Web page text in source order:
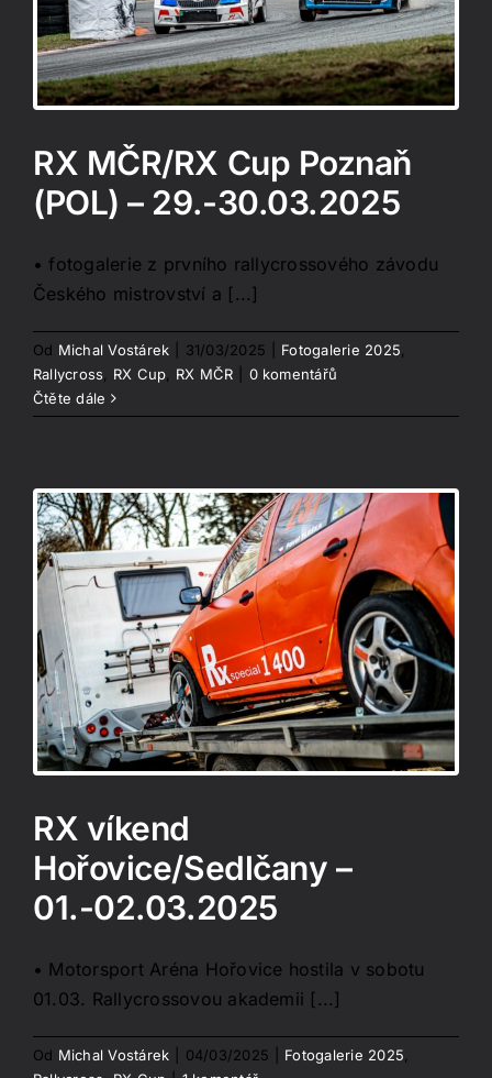
RX MČR/RX Cup Poznaň
(POL) – 29.-30.03.2025
• fotogalerie z prvního rallycrossového závodu
Českého mistrovství a [...]
Od Michal Vostárek 31/03/2025 Fotogalerie 2025,
Rallycross, RX Cup, RX MČR
0 komentářů
Čtěte dále
RX víkend
Hořovice/Sedlčany –
01.-02.03.2025
• Motorsport Aréna Hořovice hostila v sobotu
01.03. Rallycrossovou akademii [...]
Od Michal Vostárek 04/03/2025 Fotogalerie 2025